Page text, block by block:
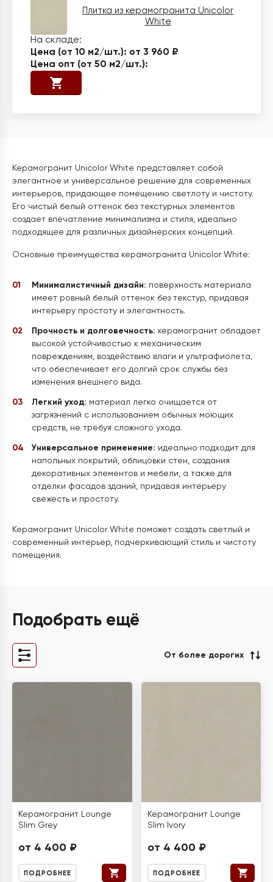
Плитка из керамогранита Unicolor
White
от 3 960 ₽
Керамогранит Unicolor White представляет собой
элегантное и универсальное решение для современных
интерьеров, придающее помещению светлоту и чистоту.
Его чистый белый оттенок без текстурных элементов
создает впечатление минимализма и стиля, идеально
подходящее для различных дизайнерских концепций.
Основные преимущества керамогранита Unicolor White:
Минималистичный дизайн: поверхность материала
имеет ровный белый оттенок без текстур, придавая
интерьеру простоту и элегантность.
Прочность и долговечность: керамогранит обладает
высокой устойчивостью к механическим
повреждениям, воздействию влаги и ультрафиолета,
что обеспечивает его долгий срок службы без
изменения внешнего вида.
Легкий уход: материал легко очищается от
загрязнений с использованием обычных моющих
средств, не требуя сложного ухода.
Универсальное применение: идеально подходит для
напольных покрытий, облицовки стен, создания
декоративных элементов и мебели, а также для
отделки фасадов зданий, придавая интерьеру
свежесть и простоту.
Керамогранит Unicolor White поможет создать светлый и
современный интерьер, подчеркивающий стиль и чистоту
помещения.
Подобрать ещё
От более дорогих
Керамогранит Lounge
Slim Grey
от 4 400 ₽
ПОДРОБНЕЕ
Керамогранит Lounge
Slim Ivory
от 4 400 ₽
ПОДРОБНЕЕ